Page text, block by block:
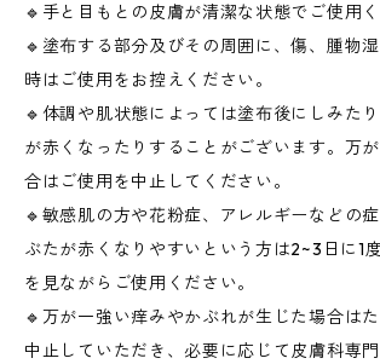
🔹手と目もとの皮膚が清潔な状態でご使用く
🔹塗布する部分及びその周囲に、傷、腫物
時はご使用をお控えください。
🔹体調や肌状態によっては塗布後にしみた
が赤くなったりすることがございます。万
合はご使用を中止してください。
🔹敏感肌の方や花粉症、アレルギーなどの
ぶたが赤くなりやすいという方は2~3日に1
を見ながらご使用ください。
🔹万が一強い痒みやかぶれが生じた場合は
中止していただき、必要に応じて皮膚科専